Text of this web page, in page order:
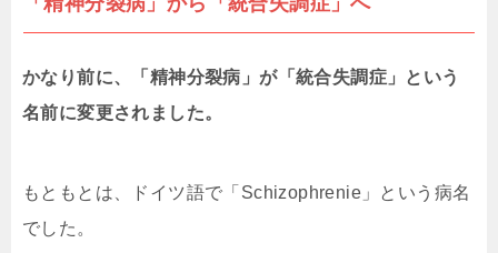
かなり前に、「精神分裂病」が「統合失調症」という
名前に変更されました。
もともとは、ドイツ語で「Schizophrenie」という病名
でした。